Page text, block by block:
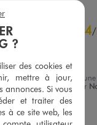
4/
vérifié et récompensé
07/08/2026
, suite à une
du25/07/2026 par
(0) Signaler
?
des cookies et
mettre à jour,
annonces. Si vous
et traiter des
à ce site web, les